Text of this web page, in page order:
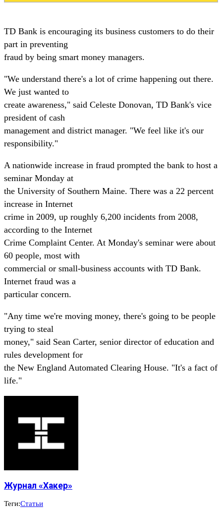
TD Bank is encouraging its business customers to do their
part in preventing
fraud by being smart money managers.
"We understand there's a lot of crime happening out there.
We just wanted to
create awareness," said Celeste Donovan, TD Bank's vice
president of cash
management and district manager. "We feel like it's our
responsibility."
A nationwide increase in fraud prompted the bank to host a
seminar Monday at
the University of Southern Maine. There was a 22 percent
increase in Internet
crime in 2009, up roughly 6,200 incidents from 2008,
according to the Internet
Crime Complaint Center. At Monday's seminar were about
60 people, most with
commercial or small-business accounts with TD Bank.
Internet fraud was a
particular concern.
"Any time we're moving money, there's going to be people
trying to steal
money," said Sean Carter, senior director of education and
rules development for
the New England Automated Clearing House. "It's a fact of
life."
Журнал «Хакер»
Теги:Статьи